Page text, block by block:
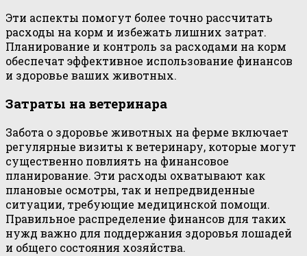
Эти аспекты помогут более точно рассчитать
расходы на корм и избежать лишних затрат.
Планирование и контроль за расходами на корм
обеспечат эффективное использование финансов
и здоровье ваших животных.
Затраты на ветеринара
Забота о здоровье животных на ферме включает
регулярные визиты к ветеринару, которые могут
существенно повлиять на финансовое
планирование. Эти расходы охватывают как
плановые осмотры, так и непредвиденные
ситуации, требующие медицинской помощи.
Правильное распределение финансов для таких
нужд важно для поддержания здоровья лошадей
и общего состояния хозяйства.